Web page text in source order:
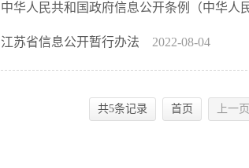
中华人民共和国政府信息公开条例（中华人
江苏省信息公开暂行办法 2022-08-04
共5条记录 首页 上一页